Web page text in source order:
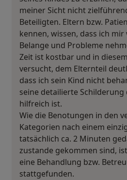
meiner Sicht nicht
Beteiligten. Eltern bzw.
kennen, wissen, dass ich
Belange und Probleme
Zeit ist kostbar und in
versucht, dem Elternteil
dass ich sein Kind nicht
seine detailierte
hilfreich ist.
Wie die Benotungen in den
Kategorien nach einem
tatsächlich ca. 2 Minuten
zustande gekommen sind,
eine Behandlung bzw.
stattgefunden.